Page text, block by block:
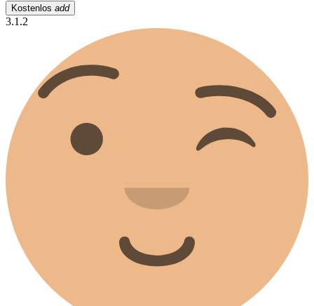
Kostenlos add
3.1.2